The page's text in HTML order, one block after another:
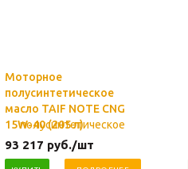
Моторное
полусинтетическое
масло TAIF NOTE CNG
15W-40 (205 л)
93 217 руб./шт